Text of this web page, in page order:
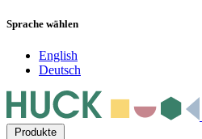
Sprache wählen
English
Deutsch
Produkte